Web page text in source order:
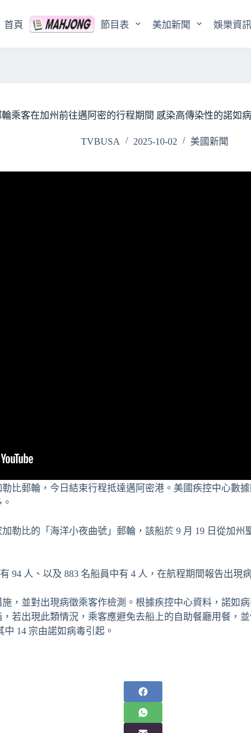
首頁 節目表 美加新聞 娛樂資訊
乘客在加州前往邁阿密的行程期間 感染高傳染性的諾如
TVBUSA 2025-10-02 美國新聞
比郵輪，今日結束行程抵達邁阿密港。美國疾控中心數
勒比的「海洋小夜曲號」郵輪，該船於 9 月 19 日從加
94 人、以及 883 名船員中有 4 人，在航程期間報告出現
，並對出現病徵乘客作檢測。根據疾控中心資料，諾如
若出現此類情況，乘客應避免去船上的自助餐廳用餐，
14 宗由諾如病毒引起。